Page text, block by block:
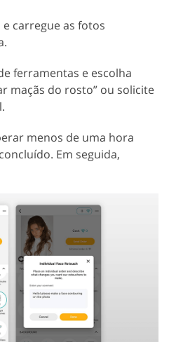
carregue as fotos
ferramentas e escolha
maçãs do rosto” ou solicite
menos de uma hora
Em seguida,